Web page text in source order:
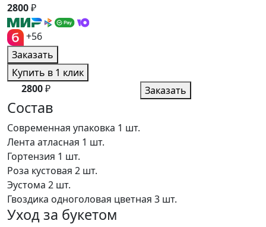
2800₽
+56
Заказать
Купить в 1 клик
2800₽ Заказать
Состав
Современная упаковка 1 шт.
Лента атласная 1 шт.
Гортензия 1 шт.
Роза кустовая 2 шт.
Эустома 2 шт.
Гвоздика одноголовая цветная 3 шт.
Уход за букетом